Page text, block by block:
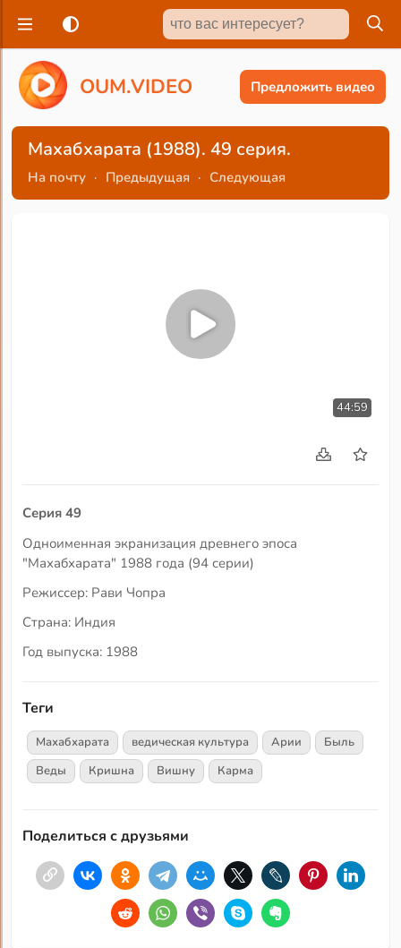
OUM.VIDEO Предложить видео
Махабхарата (1988). 49 серия.
На почту · Предыдущая · Следующая
44:59
Серия 49
Одноименная экранизация древнего эпоса
"Махабхарата" 1988 года (94 серии)
Режиссер: Рави Чопра
Страна: Индия
Год выпуска: 1988
Теги
Махабхарата ведическая культура Арии
Быль
Веды
Кришна Вишну Карма
Поделиться с друзьями